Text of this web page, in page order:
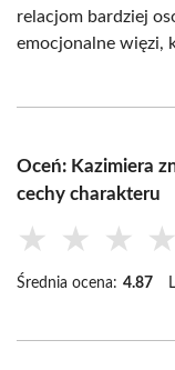
relacjom bardziej
emocjonalne więzi,
Oceń: Kazimiera
cechy charakteru
★ ★ ★ ★
Średnia ocena: 4.87